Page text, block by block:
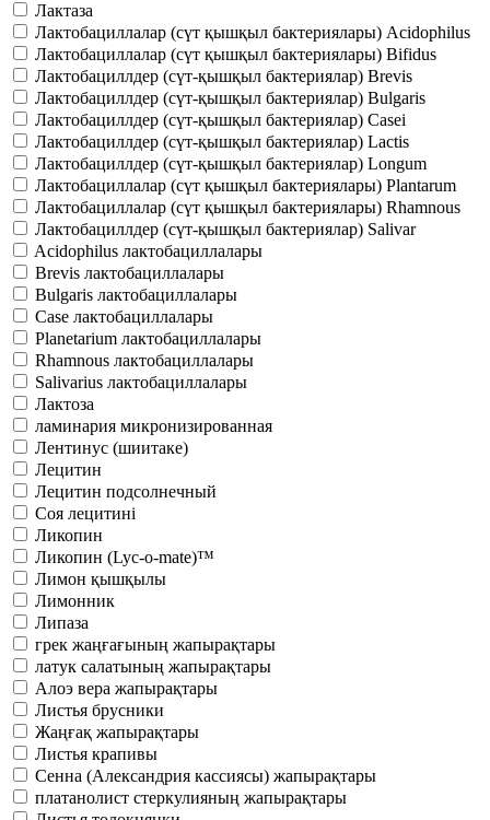
Лактаза
Лактобациллалар (сүт қышқыл бактериялары) Acidophilus
Лактобациллалар (сүт қышқыл бактериялары) Bifidus
Лактобациллдер (сүт-қышқыл бактериялар) Brevis
Лактобациллдер (сүт-қышқыл бактериялар) Bulgaris
Лактобациллдер (сүт-қышқыл бактериялар) Casei
Лактобациллдер (сүт-қышқыл бактериялар) Lactis
Лактобациллдер (сүт-қышқыл бактериялар) Longum
Лактобациллалар (сүт қышқыл бактериялары) Plantarum
Лактобациллалар (сүт қышқыл бактериялары) Rhamnous
Лактобациллдер (сүт-қышқыл бактериялар) Salivar
Acidophilus лактобациллалары
Brevis лактобациллалары
Bulgaris лактобациллалары
Case лактобациллалары
Planetarium лактобациллалары
Rhamnous лактобациллалары
Salivarius лактобациллалары
Лактоза
ламинария микронизированная
Лентинус (шиитаке)
Лецитин
Лецитин подсолнечный
Соя лецитині
Ликопин
Ликопин (Lyc-o-mate)™
Лимон қышқылы
Лимонник
Липаза
грек жаңғағының жапырақтары
латук салатының жапырақтары
Алоэ вера жапырақтары
Листья брусники
Жаңғақ жапырақтары
Листья крапивы
Сенна (Александрия кассиясы) жапырақтары
платанолист стеркулияның жапырақтары